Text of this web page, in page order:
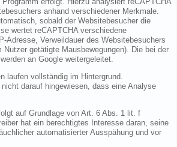
anhand verschiedener Merkmale.
sobald der Websitebesucher die
wertet reCAPTCHA verschiedene
Adresse, Verweildauer des Websitebesuchers
Nutzer getätigte Mausbewegungen). Die bei der
an Google weitergeleitet.
laufen vollständig im Hintergrund.
darauf hingewiesen, dass eine Analyse
auf Grundlage von Art. 6 Abs. 1 lit. f
hat ein berechtigtes Interesse daran, seine
automatisierter Ausspähung und vor